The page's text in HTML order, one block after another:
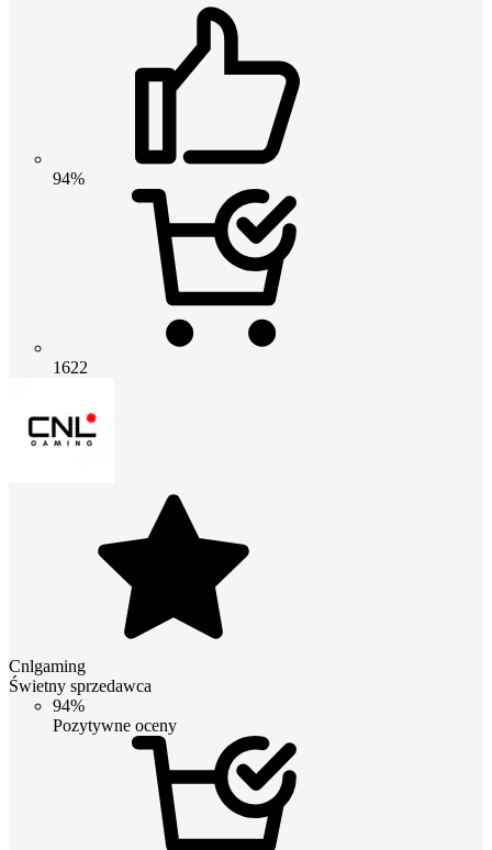
94%
1622
Cnlgaming
Świetny sprzedawca
94%
Pozytywne oceny